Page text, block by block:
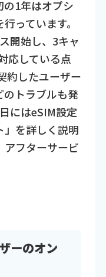
1年はオプシ
っています。
開始し、3キャ
応している点
約したユーザー
のトラブルも発
にはeSIM設定
」を詳しく説明
アフターサービ
ーのオン